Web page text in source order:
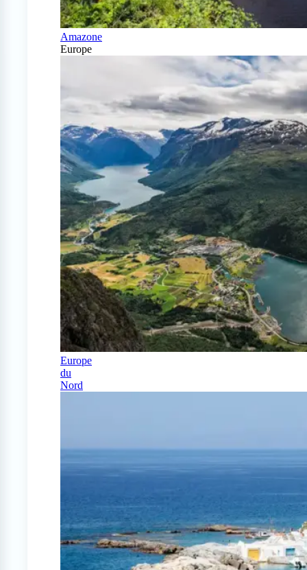
Amazone
Europe
Europe
du
Nord